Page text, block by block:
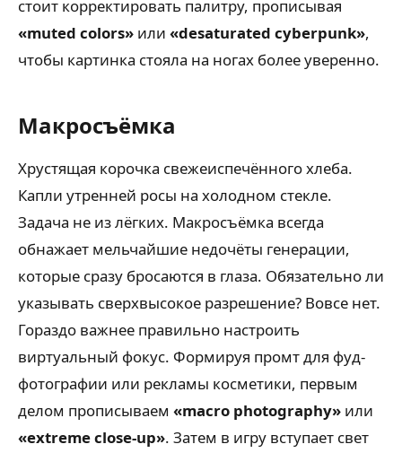
стоит корректировать палитру, прописывая
«muted colors» или «desaturated cyberpunk»,
чтобы картинка стояла на ногах более уверенно.
Макросъёмка
Хрустящая корочка свежеиспечённого хлеба.
Капли утренней росы на холодном стекле.
Задача не из лёгких. Макросъёмка всегда
обнажает мельчайшие недочёты генерации,
которые сразу бросаются в глаза. Обязательно ли
указывать сверхвысокое разрешение? Вовсе нет.
Гораздо важнее правильно настроить
виртуальный фокус. Формируя промт для фуд-
фотографии или рекламы косметики, первым
делом прописываем «macro photography» или
«extreme close-up». Затем в игру вступает свет